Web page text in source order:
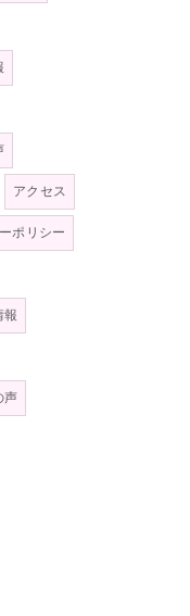
アクセス
ポリシー
報
声